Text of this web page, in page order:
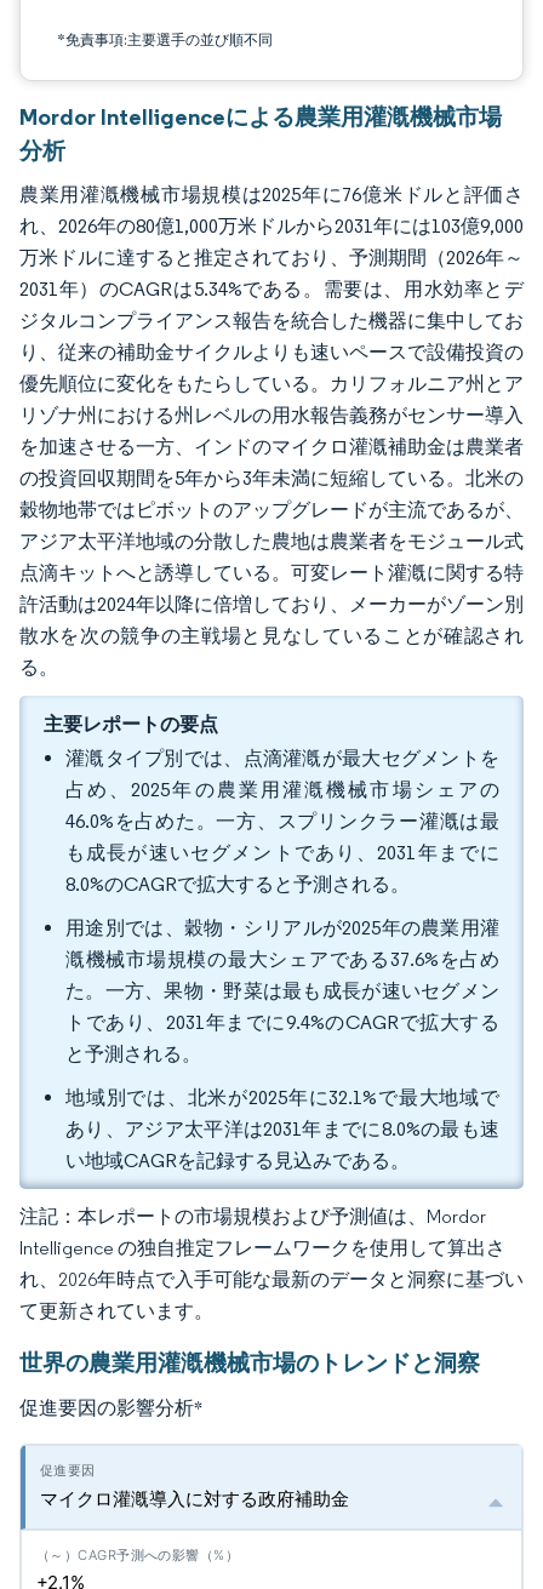
*免責事項:主要選手の並び順不同
Mordor Intelligenceによる農業用灌漑機械市場
分析
農業用灌漑機械市場規模は2025年に76億米ドルと評価さ
れ、2026年の80億1,000万米ドルから2031年には103億9,000
万米ドルに達すると推定されており、予測期間（2026年～
2031年）のCAGRは5.34%である。需要は、用水効率とデ
ジタルコンプライアンス報告を統合した機器に集中してお
り、従来の補助金サイクルよりも速いペースで設備投資の
優先順位に変化をもたらしている。カリフォルニア州とア
リゾナ州における州レベルの用水報告義務がセンサー導入
を加速させる一方、インドのマイクロ灌漑補助金は農業者
の投資回収期間を5年から3年未満に短縮している。北米の
穀物地帯ではピボットのアップグレードが主流であるが、
アジア太平洋地域の分散した農地は農業者をモジュール式
点滴キットへと誘導している。可変レート灌漑に関する特
許活動は2024年以降に倍増しており、メーカーがゾーン別
散水を次の競争の主戦場と見なしていることが確認され
る。
主要レポートの要点
灌漑タイプ別では、点滴灌漑が最大セグメントを
占め、2025年の農業用灌漑機械市場シェアの
46.0%を占めた。一方、スプリンクラー灌漑は最
も成長が速いセグメントであり、2031年までに
8.0%のCAGRで拡大すると予測される。
用途別では、穀物・シリアルが2025年の農業用灌
漑機械市場規模の最大シェアである37.6%を占め
た。一方、果物・野菜は最も成長が速いセグメン
トであり、2031年までに9.4%のCAGRで拡大する
と予測される。
地域別では、北米が2025年に32.1%で最大地域で
あり、アジア太平洋は2031年までに8.0%の最も速
い地域CAGRを記録する見込みである。
注記：本レポートの市場規模および予測値は、Mordor
Intelligence の独自推定フレームワークを使用して算出さ
れ、2026年時点で入手可能な最新のデータと洞察に基づい
て更新されています。
世界の農業用灌漑機械市場のトレンドと洞察
促進要因の影響分析*
マイクロ灌漑導入に対する政府補助金
+2.1%